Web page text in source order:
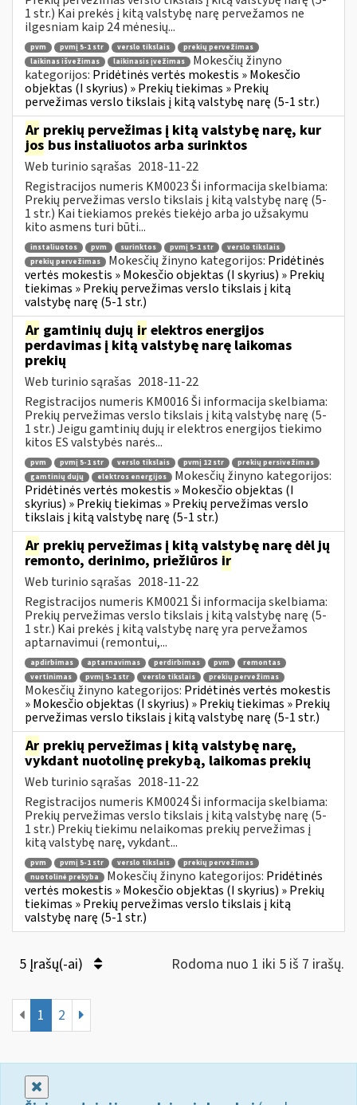
1 str.) Kai prekės į kitą valstybę narę pervežamos ne
ilgesniam kaip 24 mėnesių...
pvm pvmį 5-1 str verslo tikslais
prekių pervežimas
laikinas išvežimas
laikinasis įvežimas
Mokesčių žinyno
kategorijos: Pridėtinės vertės mokestis » Mokesčio
objektas (I skyrius) » Prekių tiekimas » Prekių
pervežimas verslo tikslais į kitą valstybę narę (5-1 str.)
Ar prekių pervežimas į kitą valstybę narę, kur
jos bus instaliuotos arba surinktos
Web turinio sąrašas 2018-11-22
Registracijos numeris KM0023 Ši informacija skelbiama:
Prekių pervežimas verslo tikslais į kitą valstybę narę (5-
1 str.) Kai tiekiamos prekės tiekėjo arba jo užsakymu
kito asmens turi būti...
instaliuotos pvm surinktos pvmį 5-1 str
verslo tikslais
prekių pervežimas
Mokesčių žinyno kategorijos: Pridėtinės
vertės mokestis » Mokesčio objektas (I skyrius) » Prekių
tiekimas » Prekių pervežimas verslo tikslais į kitą
valstybę narę (5-1 str.)
Ar gamtinių dujų ir elektros energijos
perdavimas į kitą valstybę narę laikomas
prekių
Web turinio sąrašas 2018-11-22
Registracijos numeris KM0016 Ši informacija skelbiama:
Prekių pervežimas verslo tikslais į kitą valstybę narę (5-
1 str.) Jeigu gamtinių dujų ir elektros energijos tiekimo
kitos ES valstybės narės...
pvm pvmį 5-1 str verslo tikslais pvmį 12 str
prekių persivežimas
gamtinių dujų
elektros energijos
Mokesčių žinyno kategorijos:
Pridėtinės vertės mokestis » Mokesčio objektas (I
skyrius) » Prekių tiekimas » Prekių pervežimas verslo
tikslais į kitą valstybę narę (5-1 str.)
Ar prekių pervežimas į kitą valstybę narę dėl jų
remonto, derinimo, priežiūros ir
Web turinio sąrašas 2018-11-22
Registracijos numeris KM0021 Ši informacija skelbiama:
Prekių pervežimas verslo tikslais į kitą valstybę narę (5-
1 str.) Kai prekės į kitą valstybę narę yra pervežamos
aptarnavimui (remontui,...
apdirbimas aptarnavimas perdirbimas pvm
remontas
vertinimas
pvmį 5-1 str verslo tikslais prekių pervežimas
Mokesčių žinyno kategorijos: Pridėtinės vertės mokestis
» Mokesčio objektas (I skyrius) » Prekių tiekimas » Prekių
pervežimas verslo tikslais į kitą valstybę narę (5-1 str.)
Ar prekių pervežimas į kitą valstybę narę,
vykdant nuotolinę prekybą, laikomas prekių
Web turinio sąrašas 2018-11-22
Registracijos numeris KM0024 Ši informacija skelbiama:
Prekių pervežimas verslo tikslais į kitą valstybę narę (5-
1 str.) Prekių tiekimu nelaikomas prekių pervežimas į
kitą valstybę narę, vykdant...
pvm pvmį 5-1 str verslo tikslais
prekių pervežimas
nuotolinė prekyba
Mokesčių žinyno kategorijos: Pridėtinės
vertės mokestis » Mokesčio objektas (I skyrius) » Prekių
tiekimas » Prekių pervežimas verslo tikslais į kitą
valstybę narę (5-1 str.)
5 Įrašų(-ai) Rodoma nuo 1 iki 5 iš 7 irašų.
1 2